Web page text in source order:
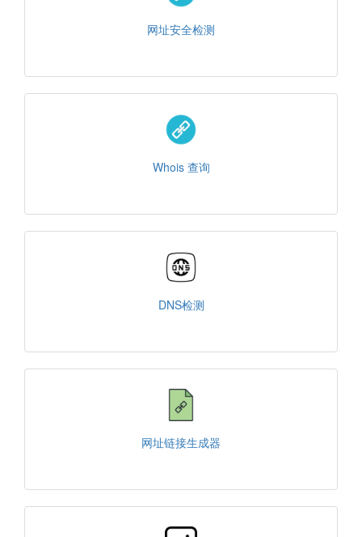
网址安全检测
Whois 查询
DNS检测
网址链接生成器